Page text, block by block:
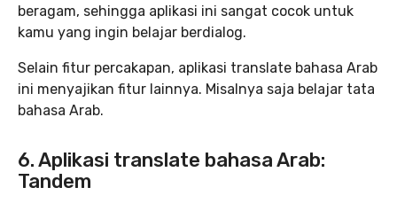
beragam, sehingga aplikasi ini sangat cocok untuk
kamu yang ingin belajar berdialog.
Selain fitur percakapan, aplikasi translate bahasa Arab
ini menyajikan fitur lainnya. Misalnya saja belajar tata
bahasa Arab.
6. Aplikasi translate bahasa Arab:
Tandem